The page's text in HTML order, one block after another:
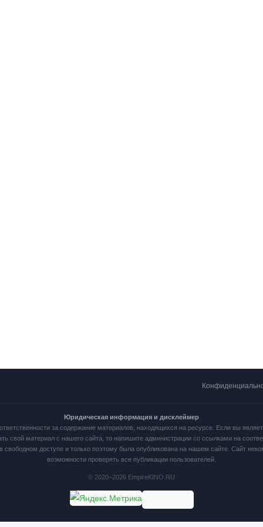
Юридическая информация и дисклеймер
за содержание материалов, находящихся на ресурсе. Если вы
свой материал с нашего сайта, то напишите администрации со ссылками на
свободном доступе и только поэтому была опубликована на нашем сайте. Сайт
возможности проверять все публикации пользователей.
© 2020–2026 EmpireKINO.RU